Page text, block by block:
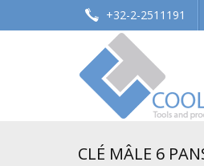
+32-2-2511191
CLÉ MÂLE 6